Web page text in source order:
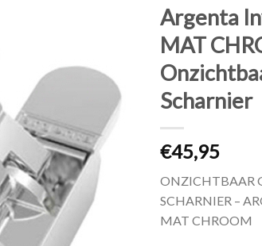
Argenta
MAT
Scharnier
€45,95
ONZICHTBAAR
SCHARNIER –
MAT CHROOM